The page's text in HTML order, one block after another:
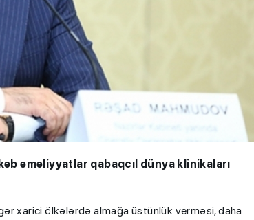
əməliyyatlar qabaqcıl dünya klinikaları
xarici ölkələrdə almağa üstünlük verməsi, daha